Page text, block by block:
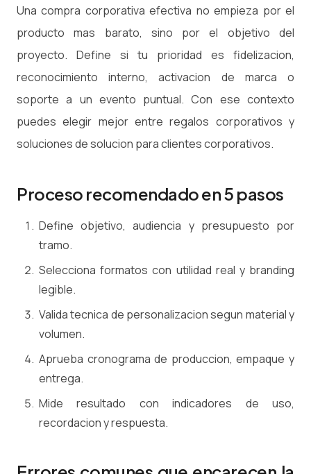
Una compra corporativa efectiva no empieza por el
producto mas barato, sino por el objetivo del
proyecto. Define si tu prioridad es fidelizacion,
reconocimiento interno, activacion de marca o
soporte a un evento puntual. Con ese contexto
puedes elegir mejor entre regalos corporativos y
soluciones de solucion para clientes corporativos.
Proceso recomendado en 5 pasos
Define objetivo, audiencia y presupuesto por
tramo.
Selecciona formatos con utilidad real y branding
legible.
Valida tecnica de personalizacion segun material y
volumen.
Aprueba cronograma de produccion, empaque y
entrega.
Mide resultado con indicadores de uso,
recordacion y respuesta.